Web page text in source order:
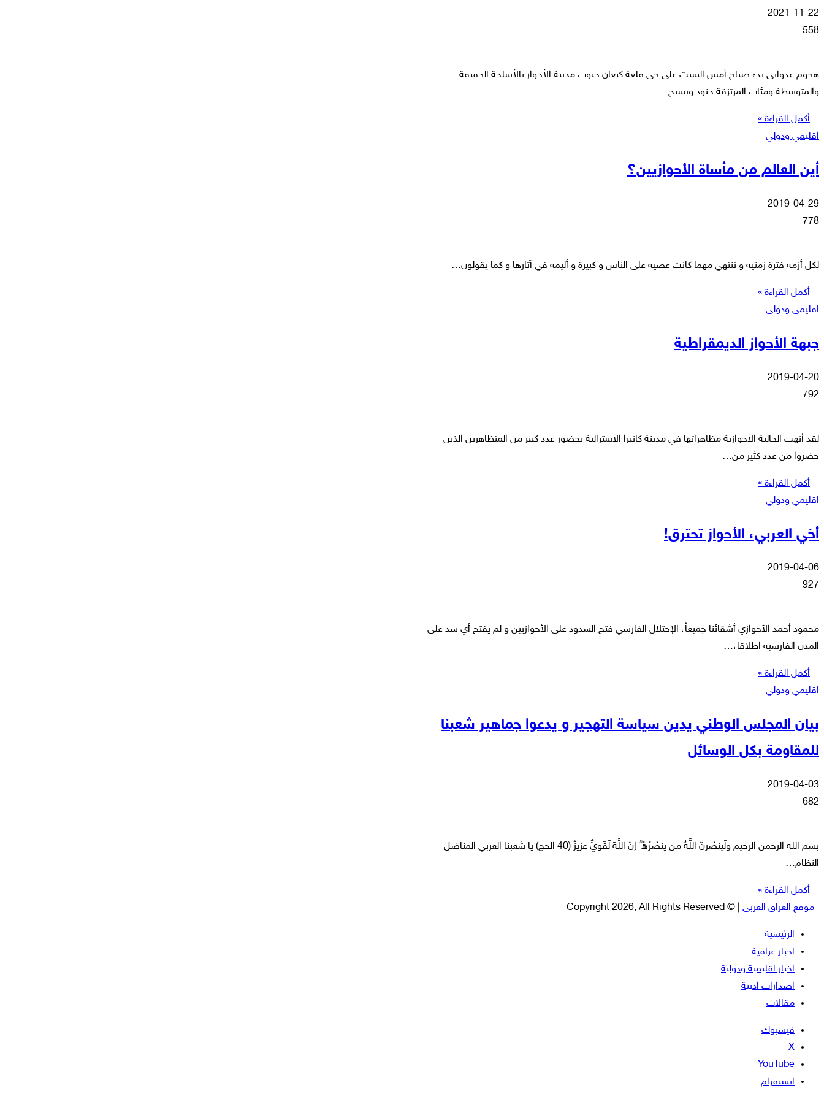
2021-11-22
558
هجوم عدواني بدء صباح أمس السبت على حي قلعة كنعان جنوب مدينة الأحواز بالأسلحة الخفيفة
والمتوسطة ومئات المرتزقة جنود وبسيج…
أكمل القراءة »
اقليمي ودولي
أين العالم من مأساة الأحوازيين؟
2019-04-29
778
لكل أزمة فترة زمنية و تنتهي مهما كانت عصية على الناس و كبيرة و أليمة في آثارها و كما يقولون…
أكمل القراءة »
اقليمي ودولي
جبهة الأحواز الديمقراطية
2019-04-20
792
لقد أنهت الجالية الأحوازية مظاهراتها في مدينة كانبرا الأسترالية بحضور عدد كبير من المتظاهرين الذين
حضروا من عدد كثير من…
أكمل القراءة »
اقليمي ودولي
أخي العربي، الأحواز تحترق!
2019-04-06
927
محمود أحمد الأحوازي أشقائنا جميعاً، الإحتلال الفارسي فتح السدود على الأحوازيين و لم يفتح أي سد على
المدن الفارسية اطلاقا،…
أكمل القراءة »
اقليمي ودولي
بيان المجلس الوطني يدين سياسة التهجير و يدعوا جماهير شعبنا
للمقاومة بكل الوسائل
2019-04-03
682
بسم الله الرحمن الرحيم وَلَيَنصُرَنَّ اللَّهُ مَن يَنصُرُهُ ۗ إِنَّ اللَّهَ لَقَوِيٌّ عَزِيزٌ (40 الحج) يا شعبنا العربي المناضل
النظام…
أكمل القراءة »
موقع العراق العربي | © Copyright 2026, All Rights Reserved
الرئيسية
اخبار عراقية
اخبار اقليمية ودولية
اصدارات ادبية
مقالات
فيسبوك
‫X
‫YouTube
انستقرام